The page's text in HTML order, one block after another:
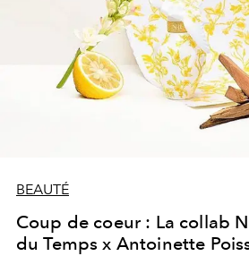
BEAUTÉ
Coup de coeur : La collab
du Temps x Antoinette